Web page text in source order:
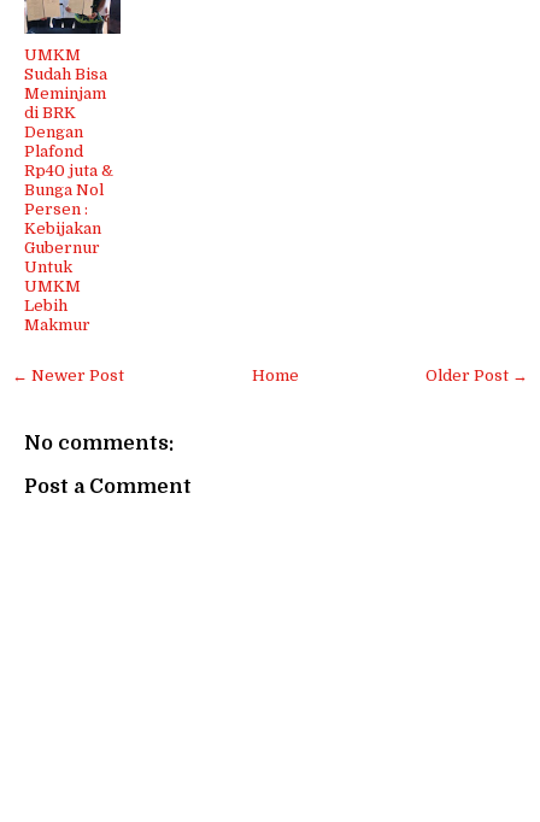
UMKM
Sudah Bisa
Meminjam
di BRK
Dengan
Plafond
Rp40 juta &
Bunga Nol
Persen :
Kebijakan
Gubernur
Untuk
UMKM
Lebih
Makmur
← Newer Post Older Post →
Home
No comments:
Post a Comment